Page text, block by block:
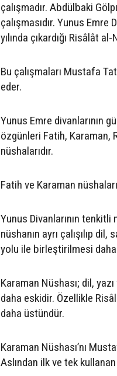
çalışmadır. Abdülbaki
çalışmasıdır. Yunus Emre
yılında çıkardığı Risâlât
Bu çalışmaları Mustafa
eder.
Yunus Emre divanlarının
özgünleri Fatih, Karaman,
nüshalarıdır.
Fatih ve Karaman
Yunus Divanlarının tenkitli
nüshanın ayrı çalışılıp
yolu ile birleştirilmesi daha
Karaman Nüshası; dil,
daha eskidir. Özellikle
daha üstündür.
Karaman Nüshası’nı
Aslından ilk ve tek